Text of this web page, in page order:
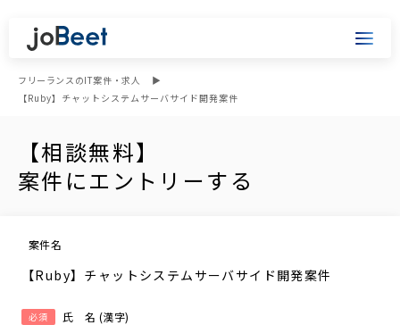
フリーランスのIT案件・求人
【Ruby】チャットシステムサーバサイド開発案件
【相談無料】
案件にエントリーする
案件名
【Ruby】チャットシステムサーバサイド開発案件
氏 名 (漢字)
必須